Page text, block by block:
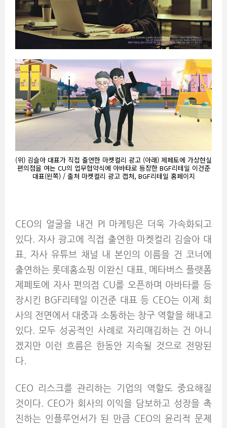
(위) 김슬아 대표가 직접 출연한 마켓컬리 광고 (아래) 제페토에 가상현실
편의점을 여는 CU의 업무협약식에 아바타로 등장한 BGF리테일 이건준
대표(왼쪽) / 출처 마켓컬리 광고 캡처, BGF리테일 홈페이지
CEO의 얼굴을 내건 PI 마케팅은 더욱 가속화되고
있다. 자사 광고에 직접 출연한 마켓컬리 김슬아 대
표, 자사 유튜브 채널 내 본인의 이름을 건 코너에
출연하는 롯데홈쇼핑 이완신 대표, 메타버스 플랫폼
제페토에 자사 편의점 CU를 오픈하며 아바타를 등
장시킨 BGF리테일 이건준 대표 등 CEO는 이제 회
사의 전면에서 대중과 소통하는 창구 역할을 해내고
있다. 모두 성공적인 사례로 자리매김하는 건 아니
겠지만 이런 흐름은 한동안 지속될 것으로 전망된
다.
CEO 리스크를 관리하는 기업의 역할도 중요해질
것이다. CEO가 회사의 이익을 담보하고 성장을 촉
진하는 인플루언서가 된 만큼 CEO의 윤리적 문제